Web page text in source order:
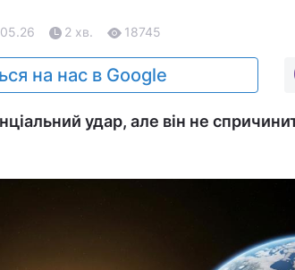
2 хв. 18745
на нас в Google
удар, але він не